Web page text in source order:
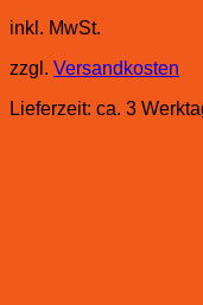
inkl. MwSt.
zzgl. Versandkosten
Lieferzeit: ca. 3